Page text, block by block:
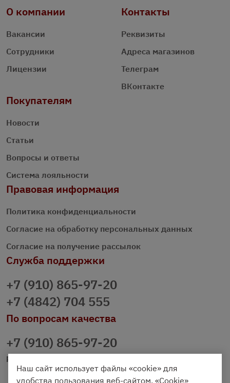
О компании
Вакансии
Сотрудники
Лицензии
Контакты
Реквизиты
Адреса магазинов
Телеграм
ВКонтакте
Покупателям
Новости
Статьи
Вопросы и ответы
Система лояльности
Правовая информация
Политика конфиденциальности
Согласие на обработку персональных данных
Согласие на получение рассылок
Служба поддержки
+7 (910) 865-97-20
+7 (4842) 704 555
По вопросам качества
+7 (910) 865-97-20
prazdnichniy40@palmi.ru
Наш сайт использует файлы «cookie» для
удобства пользования веб-сайтом. «Cookie»